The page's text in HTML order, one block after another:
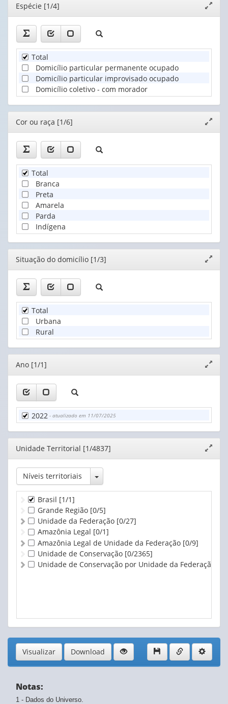
Editor
janela
Espécie [1/4]
Total
Domicílio particular permanente ocupado
Domicílio particular improvisado ocupado
Domicílio coletivo - com morador
Editor
janela
Cor ou raça [1/6]
Total
Branca
Preta
Amarela
Parda
Indígena
Editor
janela
Situação do domicílio [1/3]
Total
Urbana
Rural
Editor
janela
Ano [1/1]
2022 - atualizado em 11/07/2025
Editor
janela
Unidade Territorial [1/4837]
Níveis territoriais Toggle Dropdown
Brasil [1/1]
Grande Região [0/5]
Unidade da Federação [0/27]
Amazônia Legal [0/1]
Amazônia Legal de Unidade da Federação [0/9]
Unidade de Conservação [0/2365]
Unidade de Conservação por Unidade da Federação
Visualizar Download
Notas:
1 - Dados do Universo.